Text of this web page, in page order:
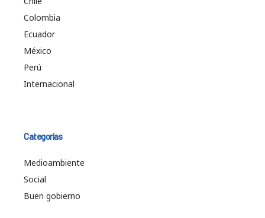
Colombia
Ecuador
México
Perú
Internacional
Categorías
Medioambiente
Social
Buen gobierno